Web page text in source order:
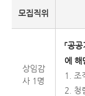
모집직위
상임감
사 1명
「공
에 해
1. 조
2. 청